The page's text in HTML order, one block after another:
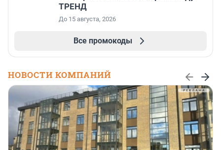
ТРЕНД
До 15 августа, 2026
Все промокоды
НОВОСТИ КОМПАНИЙ